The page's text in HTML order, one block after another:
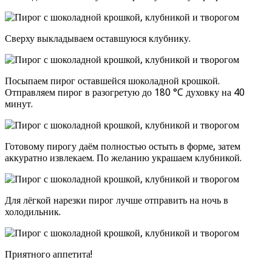
Сверху выкладываем оставшуюся клубнику.
Посыпаем пирог оставшейся шоколадной крошкой.
Отправляем пирог в разогретую до 180 °C духовку на 40
минут.
Готовому пирогу даём полностью остыть в форме, затем
аккуратно извлекаем. По желанию украшаем клубникой.
Для лёгкой нарезки пирог лучше отправить на ночь в
холодильник.
Приятного аппетита!